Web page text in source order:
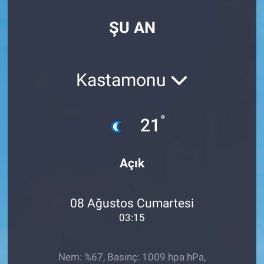
ŞU AN
Kastamonu
21 °
Açık
08 Ağustos Cumartesi
03:15
Nem: %67, Basınç: 1009 hpa hPa,